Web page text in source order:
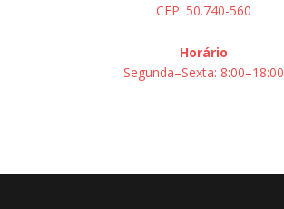
CEP: 50.740-560
Horário
Segunda–Sexta: 8:00–18:00